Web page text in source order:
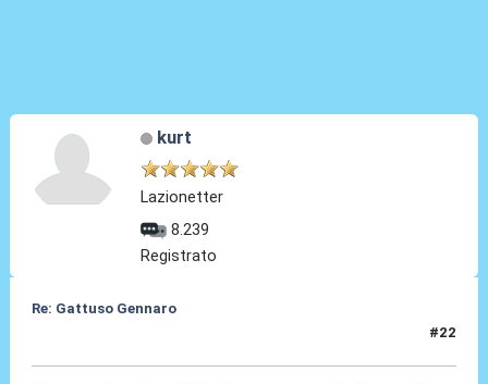
kurt
Lazionetter
8.239
Registrato
Re: Gattuso Gennaro
#22